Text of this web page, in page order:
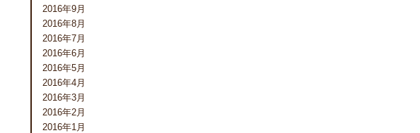
2016年9月
2016年8月
2016年7月
2016年6月
2016年5月
2016年4月
2016年3月
2016年2月
2016年1月